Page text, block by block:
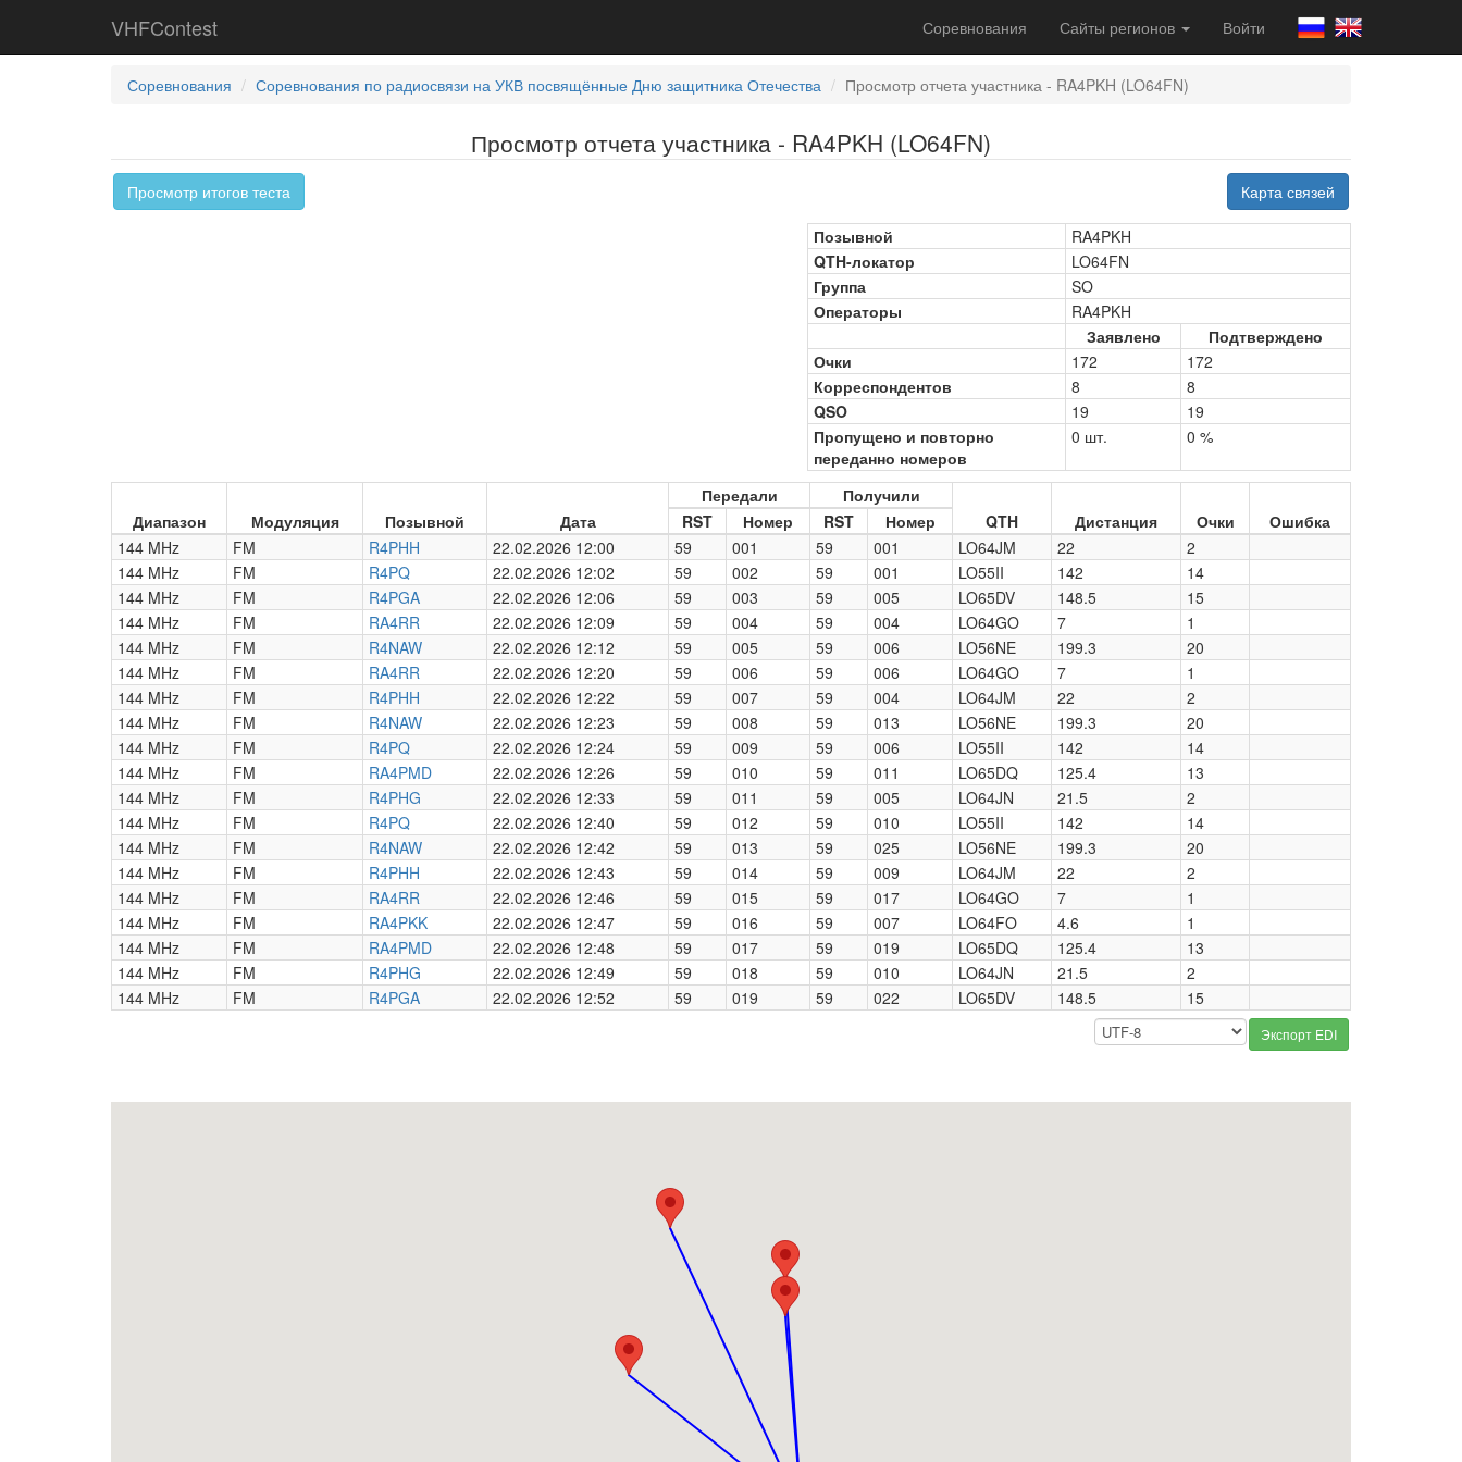
VHFContest Соревнования Сайты регионов Войти
Соревнования Соревнования по радиосвязи на УКВ посвящённые Дню защитника Отечества Просмотр отчета участника - RA4PKH (LO64FN)
Просмотр отчета участника - RA4PKH (LO64FN)
Просмотр итогов теста Карта связей
Позывной
RA4PKH
QTH-локатор
LO64FN
Группа
SO
Операторы
RA4PKH
Заявлено
Подтверждено
Очки
172
172
Корреспондентов
8
8
QSO
19
19
Пропущено и повторно
переданно номеров
0 шт. 0 %
Диапазон Модуляция Позывной Дата
Передали
Получили
QTH
Дистанция Очки Ошибка
RST Номер RST
Номер
144 MHz
FM R4PHH 22.02.2026 12:00 59 001 59 001 LO64JM 22
2
144 MHz
FM R4PQ 22.02.2026 12:02 59 002 59 001 LO55II 142
14
144 MHz
FM R4PGA 22.02.2026 12:06 59 003 59 005 LO65DV 148.5
15
144 MHz
FM RA4RR 22.02.2026 12:09 59 004 59 004 LO64GO 7
1
144 MHz
FM R4NAW 22.02.2026 12:12 59 005 59 006 LO56NE 199.3
20
144 MHz
FM RA4RR 22.02.2026 12:20 59 006 59 006 LO64GO 7
1
144 MHz
FM R4PHH 22.02.2026 12:22 59 007 59 004 LO64JM 22
2
144 MHz
FM R4NAW 22.02.2026 12:23 59 008 59 013 LO56NE 199.3
20
144 MHz
FM R4PQ 22.02.2026 12:24 59 009 59 006 LO55II 142
14
144 MHz
FM RA4PMD 22.02.2026 12:26 59 010 59 011 LO65DQ 125.4
13
144 MHz
FM R4PHG 22.02.2026 12:33 59 011 59 005 LO64JN 21.5
2
144 MHz
FM R4PQ 22.02.2026 12:40 59 012 59 010 LO55II 142
14
144 MHz
FM R4NAW 22.02.2026 12:42 59 013 59 025 LO56NE 199.3
20
144 MHz
FM R4PHH 22.02.2026 12:43 59 014 59 009 LO64JM 22
2
144 MHz
FM RA4RR 22.02.2026 12:46 59 015 59 017 LO64GO 7
1
144 MHz
FM RA4PKK 22.02.2026 12:47 59 016 59 007 LO64FO 4.6
1
144 MHz
FM RA4PMD 22.02.2026 12:48 59 017 59 019 LO65DQ 125.4
13
144 MHz
FM R4PHG 22.02.2026 12:49 59 018 59 010 LO64JN 21.5
2
144 MHz
FM R4PGA 22.02.2026 12:52 59 019 59 022 LO65DV 148.5 15
Экспорт EDI